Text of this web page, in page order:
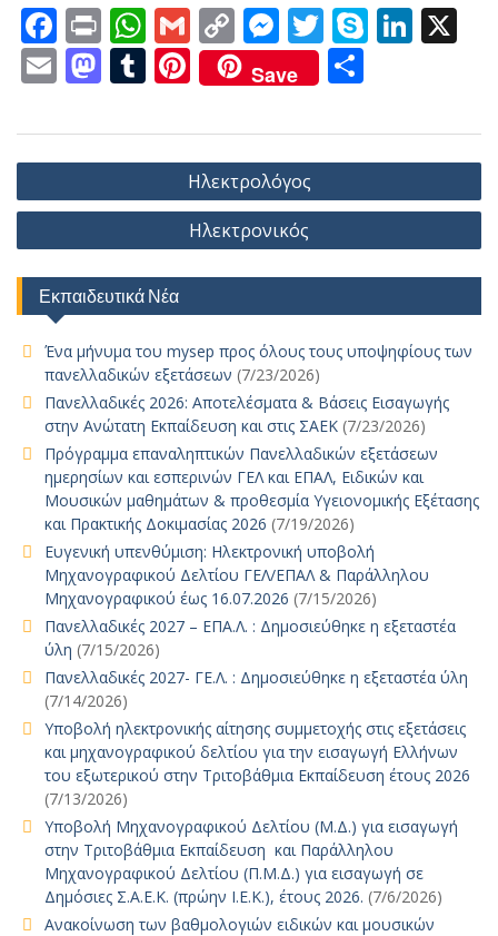
F
ac
e
b
o
o
k
Pr
in
t
W
h
at
s
A
p
p
G
m
ai
l
C
o
p
y
Li
n
k
M
e
ss
e
n
g
er
T
w
itt
er
S
p
e
Li
e
dI
n
E
ai
l
M
to
d
o
n
T
m
bl
r
Pi
nt
er
e
st
Save
ρ
α
σ
τε
ίτ
ε
Πλοήγηση
άρθρων
Ηλεκτρολόγος
Ηλεκτρονικός
Εκπαιδευτικά Νέα
Ένα μήνυμα του mysep προς όλους τους υποψηφίους των
πανελλαδικών εξετάσεων (7/23/2026)
Πανελλαδικές 2026: Αποτελέσματα & Βάσεις Εισαγωγής
στην Ανώτατη Εκπαίδευση και στις ΣΑΕΚ (7/23/2026)
Πρόγραμμα επαναληπτικών Πανελλαδικών εξετάσεων
ημερησίων και εσπερινών ΓΕΛ και ΕΠΑΛ, Ειδικών και
Μουσικών μαθημάτων & προθεσμία Υγειονομικής Εξέτασης
και Πρακτικής Δοκιμασίας 2026 (7/19/2026)
Ευγενική υπενθύμιση: Ηλεκτρονική υποβολή
Μηχανογραφικού Δελτίου ΓΕΛ/ΕΠΑΛ & Παράλληλου
Μηχανογραφικού έως 16.07.2026 (7/15/2026)
Πανελλαδικές 2027 – ΕΠΑ.Λ. : Δημοσιεύθηκε η εξεταστέα
ύλη (7/15/2026)
Πανελλαδικές 2027- ΓΕ.Λ. : Δημοσιεύθηκε η εξεταστέα ύλη
(7/14/2026)
Υποβολή ηλεκτρονικής αίτησης συμμετοχής στις εξετάσεις
και μηχανογραφικού δελτίου για την εισαγωγή Ελλήνων
του εξωτερικού στην Τριτοβάθμια Εκπαίδευση έτους 2026
(7/13/2026)
Υποβολή Μηχανογραφικού Δελτίου (Μ.Δ.) για εισαγωγή
στην Τριτοβάθμια Εκπαίδευση και Παράλληλου
Μηχανογραφικού Δελτίου (Π.Μ.Δ.) για εισαγωγή σε
Δημόσιες Σ.Α.Ε.Κ. (πρώην Ι.Ε.Κ.), έτους 2026. (7/6/2026)
Ανακοίνωση των βαθμολογιών ειδικών και μουσικών